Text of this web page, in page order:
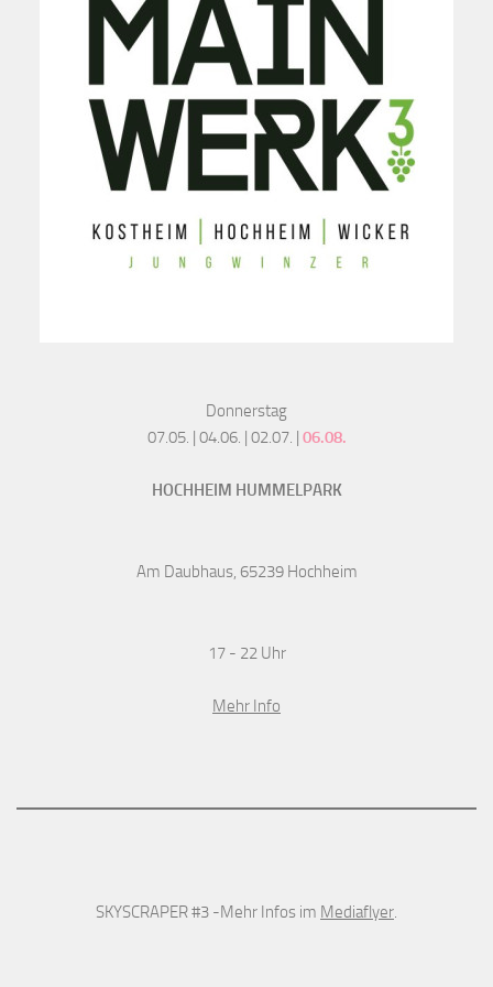
Donnerstag
07.05. | 04.06. | 02.07. | 06.08.
HOCHHEIM HUMMELPARK
Am Daubhaus, 65239 Hochheim
17 - 22 Uhr
Mehr Info
SKYSCRAPER #3 -Mehr Infos im Mediaflyer.